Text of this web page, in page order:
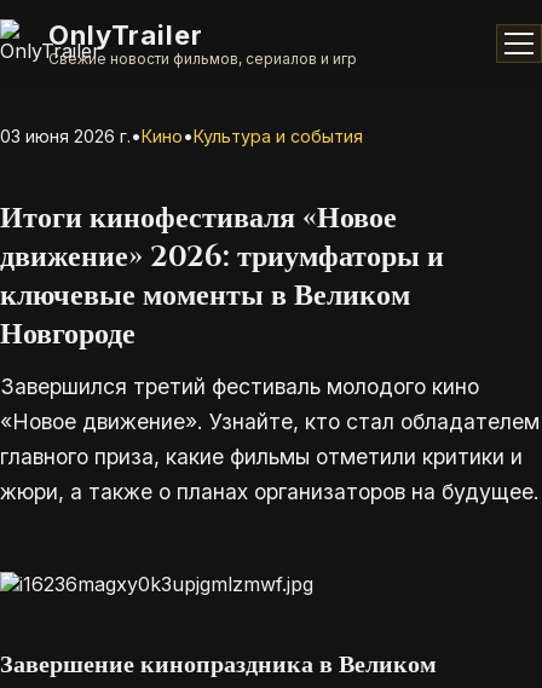
OnlyTrailer
Свежие новости фильмов, сериалов и игр
03 июня 2026 г.•Кино•Культура и события
Итоги кинофестиваля «Новое
движение» 2026: триумфаторы и
ключевые моменты в Великом
Новгороде
Завершился третий фестиваль молодого кино
«Новое движение». Узнайте, кто стал обладателем
главного приза, какие фильмы отметили критики и
жюри, а также о планах организаторов на будущее.
Завершение кинопраздника в Великом